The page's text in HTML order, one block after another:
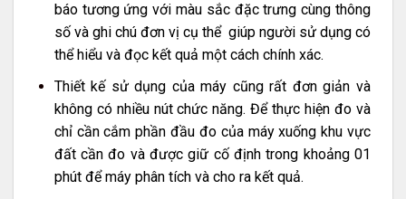
báo tương ứng với màu sắc đặc trưng cùng thông
số và ghi chú đơn vị cụ thể giúp người sử dụng có
thể hiểu và đọc kết quả một cách chính xác.
Thiết kế sử dụng của máy cũng rất đơn giản và
không có nhiều nút chức năng. Để thực hiện đo và
chỉ cần cắm phần đầu đo của máy xuống khu vực
đất cần đo và được giữ cố định trong khoảng 01
phút để máy phân tích và cho ra kết quả.